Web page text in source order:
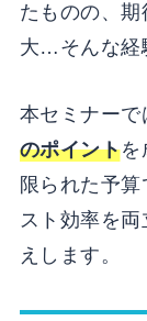
たものの、
大…そんな経
本セミナーで
のポイントを
限られた予
スト効率を
えします。